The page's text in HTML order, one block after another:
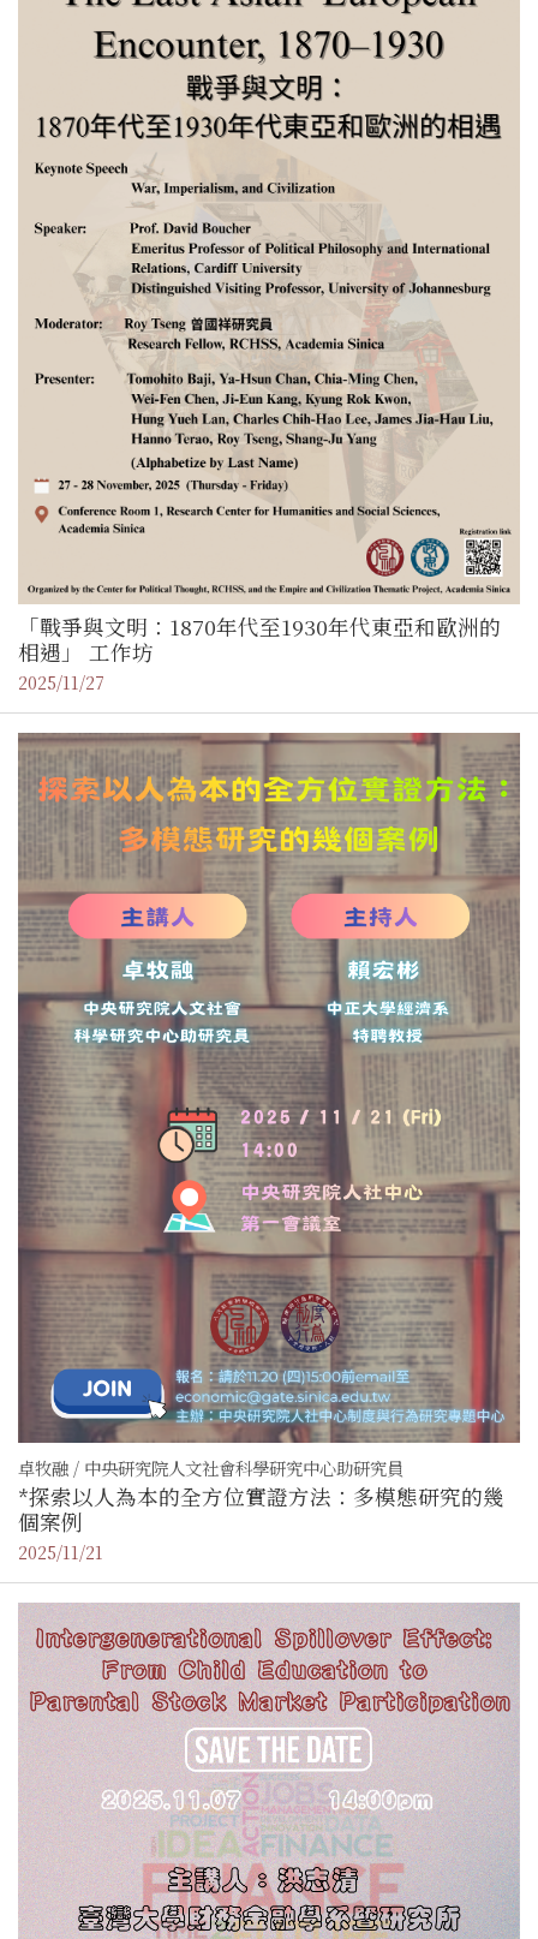
「戰爭與文明：1870年代至1930年代東亞和歐洲的
相遇」 工作坊
2025/11/27
卓牧融 / 中央研究院人文社會科學研究中心助研究員
*探索以人為本的全方位實證方法：多模態研究的幾
個案例
2025/11/21